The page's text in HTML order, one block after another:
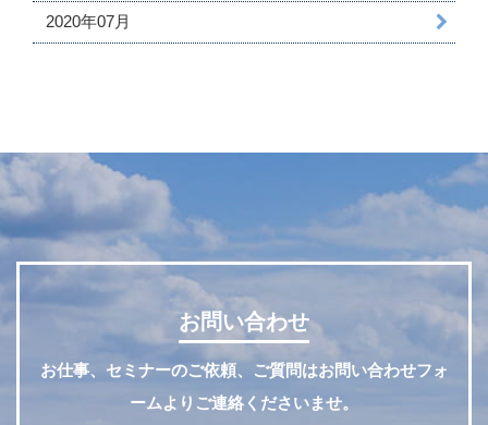
2020年07月
お問い合わせ
お仕事、セミナーのご依頼、ご質問はお問い合わせフォ
ームよりご連絡くださいませ。